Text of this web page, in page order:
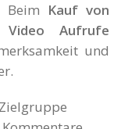
Beim Kauf von
Video Aufrufe
und